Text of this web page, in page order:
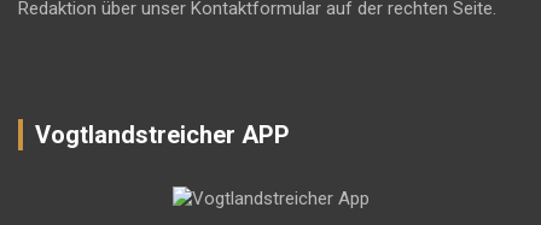
Redaktion über unser Kontaktformular auf der rechten Seite.
Vogtlandstreicher APP